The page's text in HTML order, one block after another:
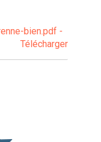
bien.pdf -
Télécharger